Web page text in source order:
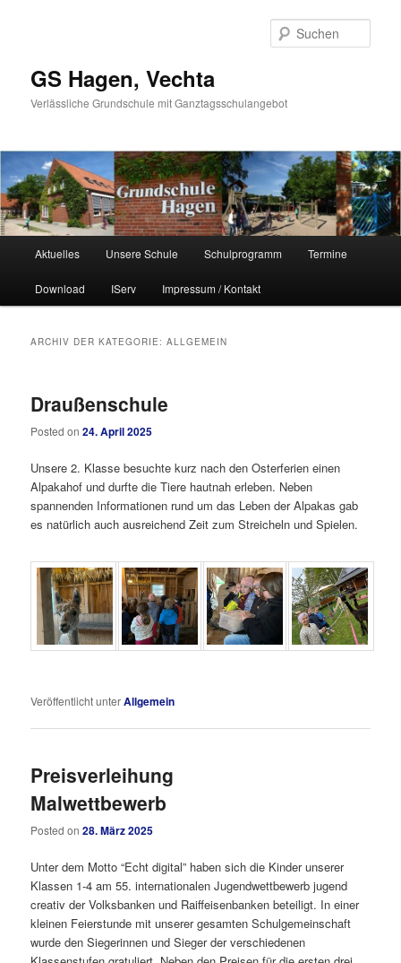
GS Hagen, Vechta
Verlässliche Grundschule mit Ganztagsschulangebot
Zum Inhalt wechseln
Zum sekundären Inhalt wechseln
Aktuelles Unsere Schule Schulprogramm Termine
Download IServ Impressum / Kontakt
ARCHIV DER KATEGORIE:ALLGEMEIN
Draußenschule
Posted on24. April 2025
Unsere 2. Klasse besuchte kurz nach den Osterferien einen
Alpakahof und durfte die Tiere hautnah erleben. Neben
spannenden Informationen rund um das Leben der Alpakas gab
es natürlich auch ausreichend Zeit zum Streicheln und Spielen.
Veröffentlicht unterAllgemein
Preisverleihung
Malwettbewerb
Posted on28. März 2025
Unter dem Motto “Echt digital” haben sich die Kinder unserer
Klassen 1-4 am 55. internationalen Jugendwettbewerb jugend
creativ der Volksbanken und Raiffeisenbanken beteiligt. In einer
kleinen Feierstunde mit unserer gesamten Schulgemeinschaft
wurde den Siegerinnen und Sieger der verschiedenen